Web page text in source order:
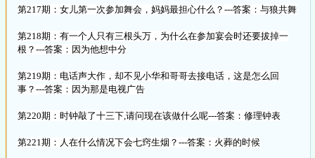
第217期：女儿第一次参加舞会，妈妈最担心什么？---答案：与狼共舞
第218期：有一个人只有三根头万，为什么在参加宴会时还要拔掉一
根？---答案：因为他想中分
第219期：电话声大作，却不见小华和哥哥去接电话，这是怎么回
事？---答案：因为那是电视广告
第220期：时钟敲了十三下,请问现在该做什么呢---答案：修理钟表
第221期：人在什么情况下会七窍生烟？---答案：火葬的时候